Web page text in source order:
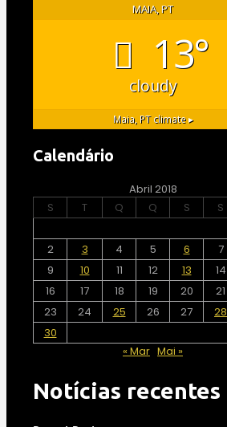
MAIA, PT
13°
cloudy
Maia, PTclimate ▸
Calendário
Abril 2018
S
T Q Q S S
2
3 4 5 6 7
9
10 11 12 13 14
16
17 18 19 20 21
23
24 25 26 27 28
30
« Mar Mai »
Notícias recentes